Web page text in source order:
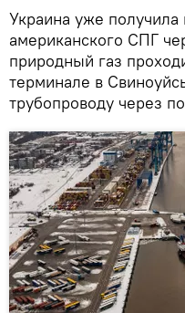
Украина уже получила
американского СПГ
природный газ
терминале в
трубопроводу через